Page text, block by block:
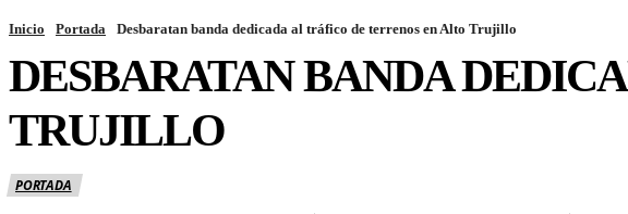
Inicio Portada Desbaratan banda dedicada al tráfico de terrenos en Alto Trujillo
DESBARATAN BANDA
TRUJILLO
PORTADA